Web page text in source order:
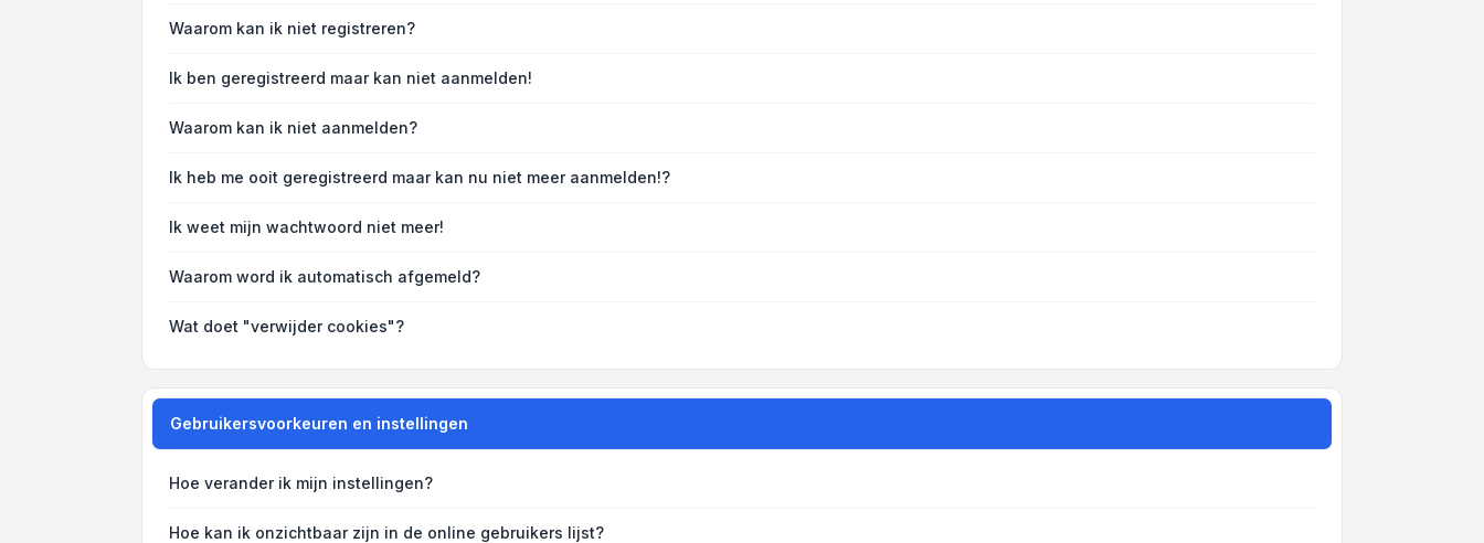
Waarom kan ik niet registreren?
Ik ben geregistreerd maar kan niet aanmelden!
Waarom kan ik niet aanmelden?
Ik heb me ooit geregistreerd maar kan nu niet meer aanmelden!?
Ik weet mijn wachtwoord niet meer!
Waarom word ik automatisch afgemeld?
Wat doet "verwijder cookies"?
Gebruikersvoorkeuren en instellingen
Hoe verander ik mijn instellingen?
Hoe kan ik onzichtbaar zijn in de online gebruikers lijst?